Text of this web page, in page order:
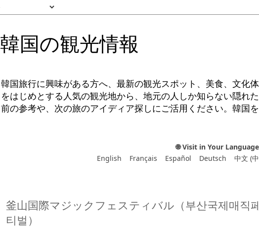
韓国の観光情報
韓国旅行に興味がある方へ、最新の観光スポット、美食、文化
をはじめとする人気の観光地から、地元の人しか知らない隠れ
前の参考や、次の旅のアイディア探しにご活用ください。韓国
🌐 Visit in Your Language
English
Français Español Deutsch 中文 (
釜山国際マジックフェスティバル（부산국제매직
티벌）